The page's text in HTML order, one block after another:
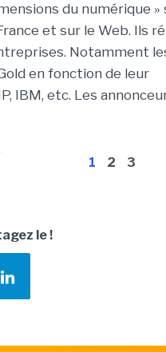
du numérique »
et sur le Web. Ils
Notamment
en fonction de leur
IBM, etc. Les
1 2 3
le !